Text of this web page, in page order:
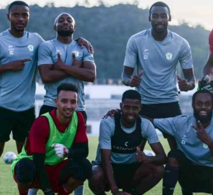
الدوري السعودي للمحترفين
دوري أبطال أوروبا
دوري أبطال إفريقيا
كل البطولات
دوري أبطال أوروبا
القسم الثاني
رياضات أخرى